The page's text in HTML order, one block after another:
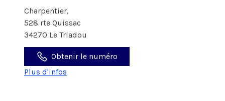
Charpentier,
528 rte Quissac
34270 Le Triadou
Obtenir le numéro
Plus d'infos